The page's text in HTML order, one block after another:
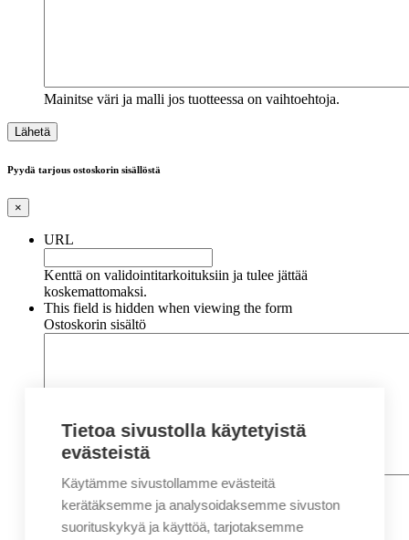
Mainitse väri ja malli jos tuotteessa on vaihtoehtoja.
Pyydä tarjous ostoskorin sisällöstä
×
URL
Kenttä on validointitarkoituksiin ja tulee jättää
koskemattomaksi.
This field is hidden when viewing the form
Ostoskorin sisältö
Nimi*
Etunimi
Sukunimi
Tietoa sivustolla käytetyistä
evästeistä
Käytämme sivustollamme evästeitä
kerätäksemme ja analysoidaksemme sivuston
suorituskykyä ja käyttöä, tarjotaksemme